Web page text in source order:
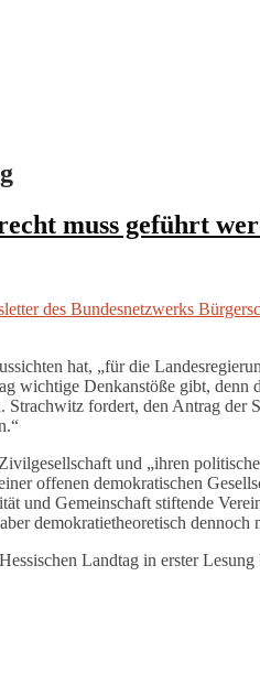
muss geführt
des Bundesnetzwerks
hat, „für die
wichtige Denkanstöße gibt,
fordert, den Antrag
und „ihren
offenen demokratischen
und Gemeinschaft stiftende
demokratietheoretisch dennoch
Landtag in erster